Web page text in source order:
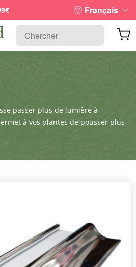
Français
passer plus de lumière à
à vos plantes de pousser plus